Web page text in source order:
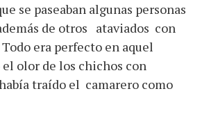
se paseaban algunas personas
de otros ataviados con
era perfecto en aquel
olor de los chichos con
traído el camarero como